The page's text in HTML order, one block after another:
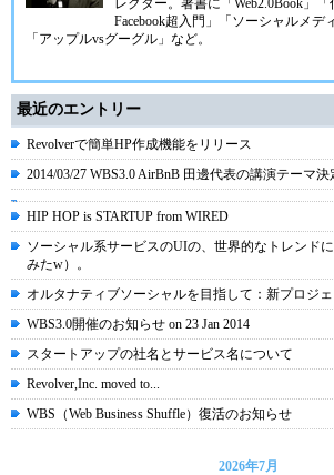
レクター。著書に「Web2.0Book」「
Facebook超入門」「ソーシャルメデ
「アップルvsグーグル」など。
最近のエントリー
Revolverで簡単HP作成機能をリリース
2014/03/27 WBS3.0 AirBnB 田邊代表の講演テーマ決
HIP HOP is STARTUP from WIRED
ソーシャル系サービスのUIの、世界的なトレンド
みたw）。
オルタナティブソーシャルを目指して：新プロジ
WBS3.0開催のお知らせ on 23 Jan 2014
スタートアップの社名とサービス名について
Revolver,Inc. moved to...
WBS（Web Business Shuffle）復活のお知らせ
2026年7月